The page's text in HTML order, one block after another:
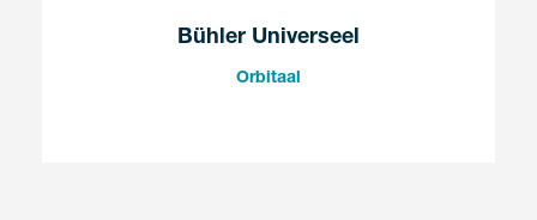
Bühler Universeel
Orbitaal